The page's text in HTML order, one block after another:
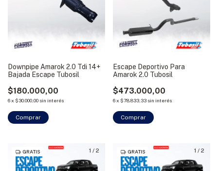
Downpipe Amarok 2.0 Tdi 14+
Bajada Escape Tubosil
$180.000,00
6x $30.000,00 sin interés
Comprar
Escape Deportivo Para
Amarok 2.0 Tubosil
$473.000,00
6x $78.833,33 sin interés
Comprar
1 / 2
GRATIS 1 / 2
GRATIS